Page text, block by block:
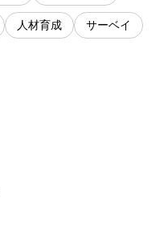
人材育成 サーベイ